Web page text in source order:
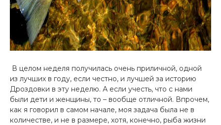
В целом неделя получилась очень приличной, одной
из лучших в году, если честно, и лучшей за историю
Дроздовки в эту неделю. А если учесть, что с нами
были дети и женщины, то – вообще отличной. Впрочем,
как я говорил в самом начале, моя задача была не в
количестве, и не в размере, хотя, конечно, рыба жизни